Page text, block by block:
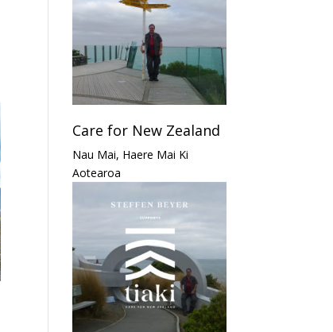
Care for New Zealand
Nau Mai, Haere Mai Ki
Aotearoa